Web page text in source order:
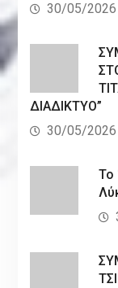
30/05/2026
ΔΙΑΔΙΚΤΥΟ”
30/05/2026
Το